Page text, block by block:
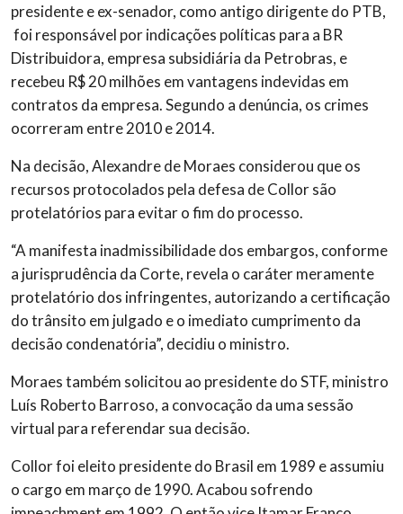
presidente e ex-senador, como antigo dirigente do PTB,
foi responsável por indicações políticas para a BR
Distribuidora, empresa subsidiária da Petrobras, e
recebeu R$ 20 milhões em vantagens indevidas em
contratos da empresa. Segundo a denúncia, os crimes
ocorreram entre 2010 e 2014.
Na decisão, Alexandre de Moraes considerou que os
recursos protocolados pela defesa de Collor são
protelatórios para evitar o fim do processo.
“A manifesta inadmissibilidade dos embargos, conforme
a jurisprudência da Corte, revela o caráter meramente
protelatório dos infringentes, autorizando a certificação
do trânsito em julgado e o imediato cumprimento da
decisão condenatória”, decidiu o ministro.
Moraes também solicitou ao presidente do STF, ministro
Luís Roberto Barroso, a convocação da uma sessão
virtual para referendar sua decisão.
Collor foi eleito presidente do Brasil em 1989 e assumiu
o cargo em março de 1990. Acabou sofrendo